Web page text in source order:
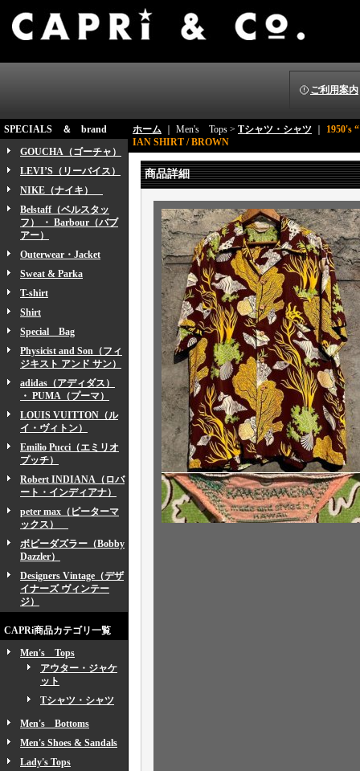
ご利用案内
SPECIALS ＆ brand
GOUCHA（ゴーチャ）
LEVI’S（リーバイス）
NIKE（ナイキ）
Belstaff（ベルスタッ
フ） ・ Barbour（バブ
アー）
Outerwear・Jacket
Sweat & Parka
T-shirt
Shirt
Special Bag
Physicist and Son（フィ
ジキスト アンド サン）
adidas（アディダス）
・ PUMA（プーマ）
LOUIS VUITTON（ル
イ・ヴィトン）
Emilio Pucci（エミリオ
プッチ）
Robert INDIANA（ロバ
ート・インディアナ）
peter max（ピーターマ
ックス）
ボビーダズラー（Bobby
Dazzler）
Designers Vintage（デザ
イナーズ ヴィンテー
ジ）
CAPRi商品カテゴリ一覧
Men's Tops
アウター・ジャケ
ット
Tシャツ・シャツ
Men's Bottoms
Men's Shoes & Sandals
Lady's Tops
ホーム ｜ Men's Tops > Tシャツ・シャツ
1950's
IAN SHIRT / BROWN
商品詳細